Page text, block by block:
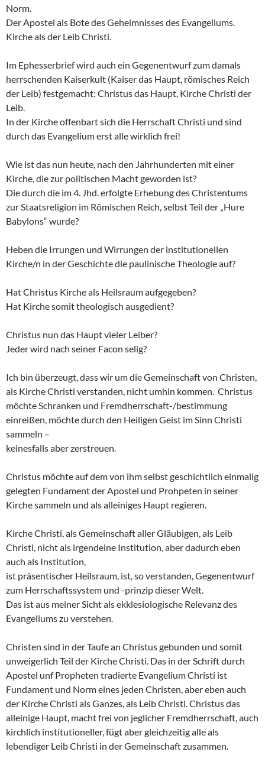
Norm.
Der Apostel als Bote des Geheimnisses des Evangeliums.
Kirche als der Leib Christi.
Im Ephesserbrief wird auch ein Gegenentwurf zum damals
herrschenden Kaiserkult (Kaiser das Haupt, römisches Reich
der Leib) festgemacht: Christus das Haupt, Kirche Christi der
Leib.
In der Kirche offenbart sich die Herrschaft Christi und sind
durch das Evangelium erst alle wirklich frei!
Wie ist das nun heute, nach den Jahrhunderten mit einer
Kirche, die zur politischen Macht geworden ist?
Die durch die im 4. Jhd. erfolgte Erhebung des Christentums
zur Staatsreligion im Römischen Reich, selbst Teil der „Hure
Babylons“ wurde?
Heben die Irrungen und Wirrungen der institutionellen
Kirche/n in der Geschichte die paulinische Theologie auf?
Hat Christus Kirche als Heilsraum aufgegeben?
Hat Kirche somit theologisch ausgedient?
Christus nun das Haupt vieler Leiber?
Jeder wird nach seiner Facon selig?
Ich bin überzeugt, dass wir um die Gemeinschaft von Christen,
als Kirche Christi verstanden, nicht umhin kommen. Christus
möchte Schranken und Fremdherrschaft-/bestimmung
einreißen, möchte durch den Heiligen Geist im Sinn Christi
sammeln –
keinesfalls aber zerstreuen.
Christus möchte auf dem von ihm selbst geschichtlich einmalig
gelegten Fundament der Apostel und Prohpeten in seiner
Kirche sammeln und als alleiniges Haupt regieren.
Kirche Christi, als Gemeinschaft aller Gläubigen, als Leib
Christi, nicht als irgendeine Institution, aber dadurch eben
auch als Institution,
ist präsentischer Heilsraum, ist, so verstanden, Gegenentwurf
zum Herrschaftssystem und -prinzip dieser Welt.
Das ist aus meiner Sicht als ekklesiologische Relevanz des
Evangeliums zu verstehen.
Christen sind in der Taufe an Christus gebunden und somit
unweigerlich Teil der Kirche Christi. Das in der Schrift durch
Apostel unf Propheten tradierte Evangelium Christi ist
Fundament und Norm eines jeden Christen, aber eben auch
der Kirche Christi als Ganzes, als Leib Christi. Christus das
alleinige Haupt, macht frei von jeglicher Fremdherrschaft, auch
kirchlich institutioneller, fügt aber gleichzeitig alle als
lebendiger Leib Christi in der Gemeinschaft zusammen.